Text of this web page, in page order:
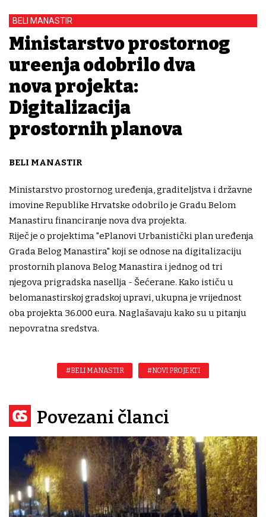
BELI MANASTIR
Ministarstvo prostornog
uređenja odobrilo dva
nova projekta:
Digitalizacija
prostornih planova
BELI MANASTIR
Ministarstvo prostornog uređenja, graditeljstva i državne
imovine Republike Hrvatske odobrilo je Gradu Belom
Manastiru financiranje nova dva projekta.
Riječ je o projektima "ePlanovi Urbanistički plan uređenja
Grada Belog Manastira" koji se odnose na digitalizaciju
prostornih planova Belog Manastira i jednog od tri
njegova prigradska nasellja - Šećerane. Kako ističu u
belomanastirskoj gradskoj upravi, ukupna je vrijednost
oba projekta 36.000 eura. Naglašavaju kako su u pitanju
nepovratna sredstva.
#BELI MANASTIR #NOVI PROJEKTI
Povezani članci